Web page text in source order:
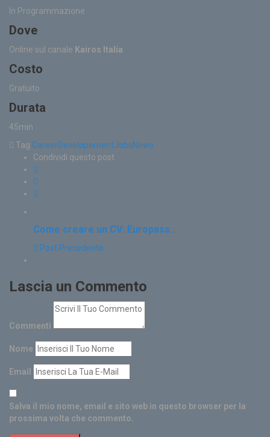
In Programmazione
Dove
Online sul canale Kairos Italia
Costo
Gratuito
Durata
45min
Tag CareerDevelopementJobsNews
Condividi questo post
Come creare un CV: Europass...
Post Precedente
Lascia un Commento
Commenti
Nome
Email
Salva il mio nome, email e sito web in questo browser per la
prossima volta che commento.